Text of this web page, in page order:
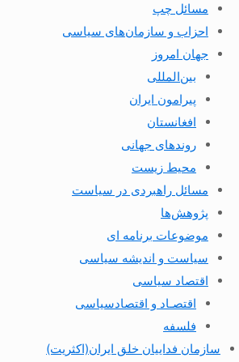
مسائل چپ
احزاب و سازمان‌های سیاسی
جهان امروز
بین‌المللی
پیرامون ایران
افغانستان
روندهای جهانی
محیط زیست
مسائل راهبردی در سیاست
پژوهش‌ها
موضوعات برنامه ای
سیاست و اندیشه سیاسی
اقتصاد سیاسی
اقتصـاد و اقتصاد‌سیاسی
فلسفه
سازمان فداییان خلق ایران(اکثریت)